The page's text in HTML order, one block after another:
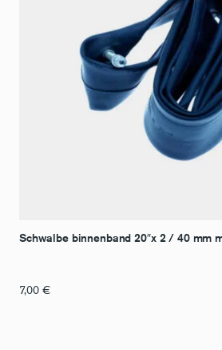
Schwalbe binnenband 20″x 2 / 40 mm
7,00 €